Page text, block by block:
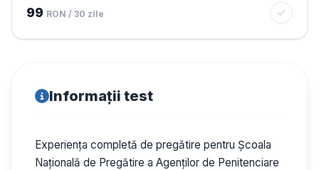
99 RON / 30 zile
Informații test
Experiența completă de pregătire pentru Școala
Națională de Pregătire a Agenților de Penitenciare